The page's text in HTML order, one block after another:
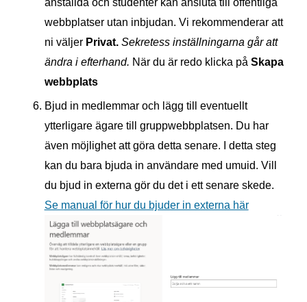
anställda och studenter kan ansluta till offentliga
webbplatser utan inbjudan. Vi rekommenderar att
ni väljer Privat. Sekretess inställningarna går att
ändra i efterhand. När du är redo klicka på Skapa
webbplats
Bjud in medlemmar och lägg till eventuellt
ytterligare ägare till gruppwebbplatsen. Du har
även möjlighet att göra detta senare. I detta steg
kan du bara bjuda in användare med umuid. Vill
du bjud in externa gör du det i ett senare skede.
Se manual för hur du bjuder in externa här